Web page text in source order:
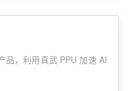
品，利用真武 PPU 加速 AI